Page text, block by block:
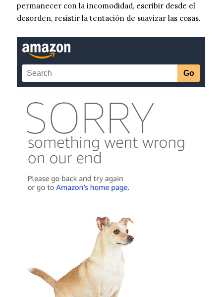
permanecer con la incomodidad, escribir desde el
desorden, resistir la tentación de suavizar las cosas.